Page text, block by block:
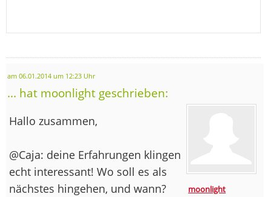
am 06.01.2014 um 12:23 Uhr
... hat moonlight geschrieben:
moonlight
Hallo zusammen,
@Caja: deine Erfahrungen klingen
echt interessant! Wo soll es als
nächstes hingehen, und wann?